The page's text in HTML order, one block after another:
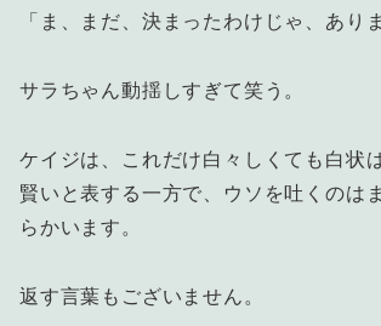
「ま、まだ、決まったわけじゃ、あり
サラちゃん動揺しすぎて笑う。
ケイジは、これだけ白々しくても白状
賢いと表する一方で、ウソを吐くのは
らかいます。
返す言葉もございません。